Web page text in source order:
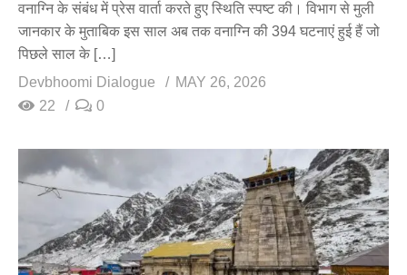
वनाग्नि के संबंध में प्रेस वार्ता करते हुए स्थिति स्पष्ट की। विभाग से मुली
जानकार के मुताबिक इस साल अब तक वनाग्नि की 394 घटनाएं हुई हैं जो
पिछले साल के […]
Devbhoomi Dialogue
MAY 26, 2026
22
0